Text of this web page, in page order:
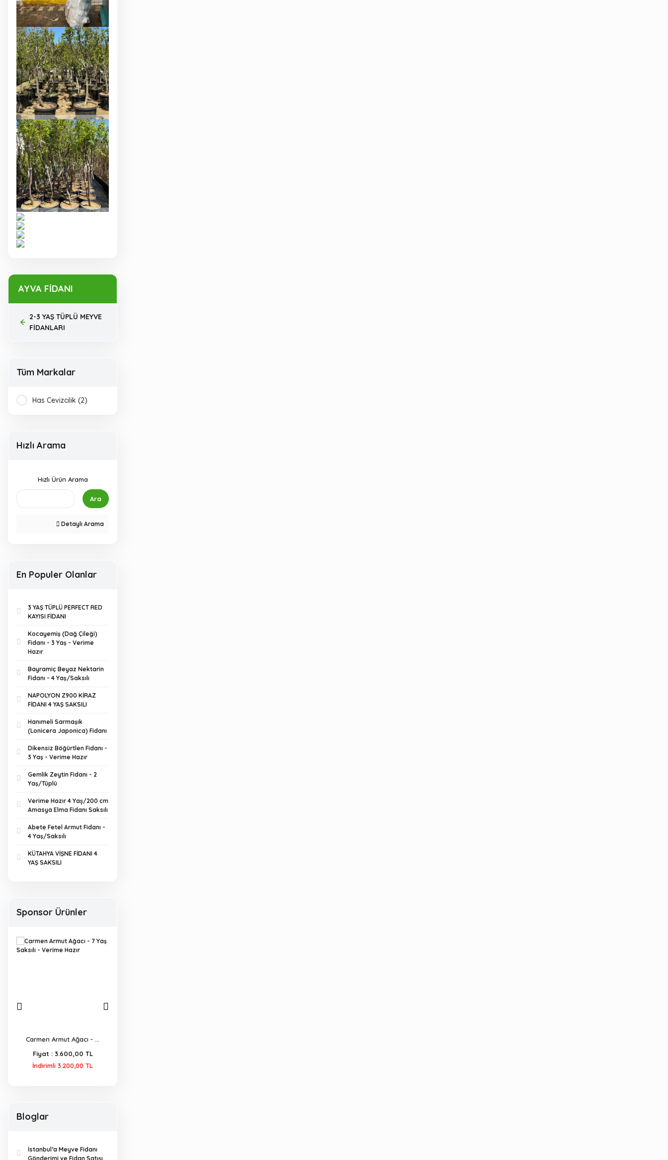
AYVA FİDANI
2-3 YAŞ TÜPLÜ MEYVE
FİDANLARI
Tüm Markalar
Has Cevizcilik (2)
Hızlı Arama
Hızlı Ürün Arama
Ara
Detaylı Arama
En Populer Olanlar
3 YAŞ TÜPLÜ PERFECT RED
KAYISI FİDANI
Kocayemiş (Dağ Çileği)
Fidanı - 3 Yaş - Verime
Hazır
Bayramiç Beyaz Nektarin
Fidanı - 4 Yaş/Saksılı
NAPOLYON Z900 KİRAZ
FİDANI 4 YAŞ SAKSILI
Hanımeli Sarmaşık
(Lonicera Japonica) Fidanı
Dikensiz Böğürtlen Fidanı -
3 Yaş - Verime Hazır
Gemlik Zeytin Fidanı - 2
Yaş/Tüplü
Verime Hazır 4 Yaș/200 cm
Amasya Elma Fidanı Saksılı
Abete Fetel Armut Fidanı -
4 Yaş/Saksılı
KÜTAHYA VİŞNE FİDANI 4
YAŞ SAKSILI
Sponsor Ürünler
Green Flower Organik ...
Fiyat :250,00 TL
Bloglar
İstanbul’a Meyve Fidanı
Gönderimi ve Fidan Satışı